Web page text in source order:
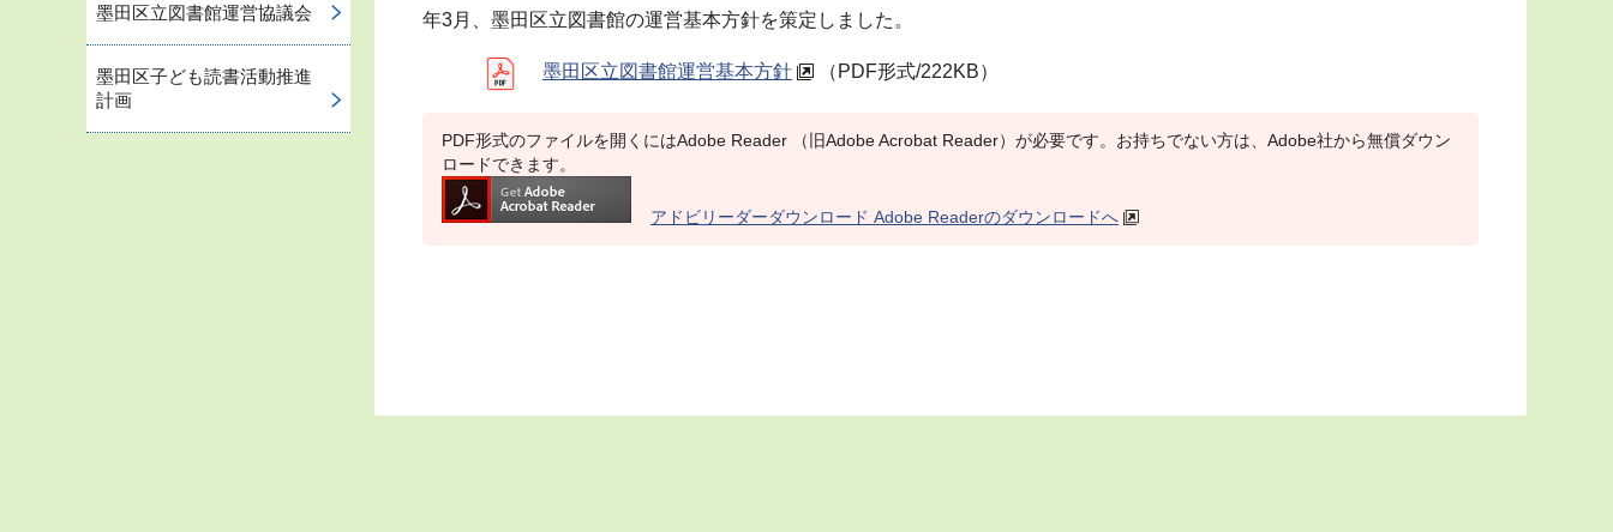
年3月、墨田区立図書館の運営基本方針を策定しました。
墨田区立図書館運営基本方針 （PDF形式/222KB）
PDF形式のファイルを開くにはAdobe Reader （旧Adobe Acrobat Reader）が必要です。お持ちでない方は、Adobe社から無償ダウン
ロードできます。
アドビリーダーダウンロード Adobe Readerのダウンロードへ
墨田区立図書館運営協議会
墨田区子ども読書活動推進
計画